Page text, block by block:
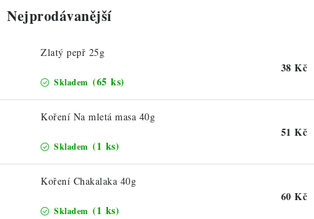
TÉMATICKÉ PRODUKTY
PROFI BALENÍ
NOVÉ ZBOŽÍ
ZNAČKY
Nejprodávanější
Zlatý pepř 25g
Skladem (65 ks)
38 Kč
Koření Na mletá masa 40g
Skladem (1 ks)
51 Kč
Koření Chakalaka 40g
Skladem (1 ks)
60 Kč